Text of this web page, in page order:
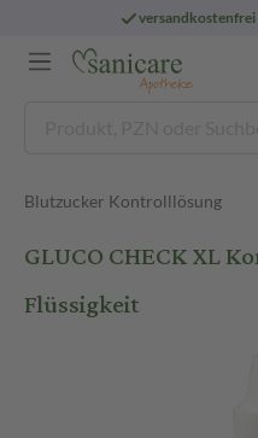
versandkostenfrei
Blutzucker Kontrolllösung
GLUCO CHECK XL
Flüssigkeit